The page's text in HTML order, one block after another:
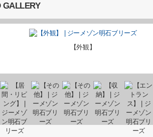
GALLERY
【外観】